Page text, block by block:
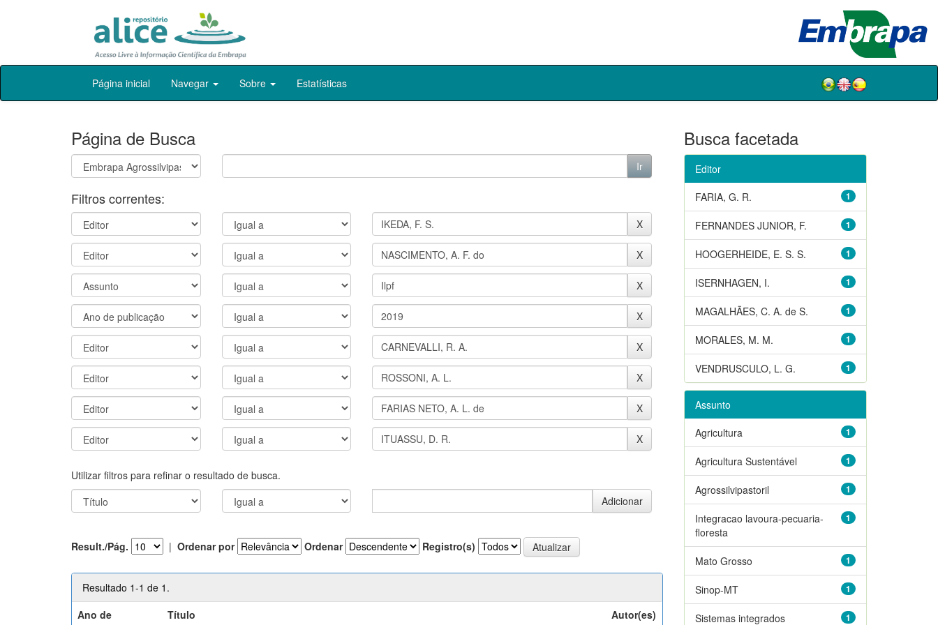
Skip
Página inicial Navegar Sobre Estatísticas
Página de Busca
Filtros correntes:
Utilizar filtros para refinar o resultado de busca.
Result./Pág. | Ordenar por Ordenar Registro(s)
Resultado 1-1 de 1.
Ano de
Título Autor(es)
Busca facetada
Editor
1
FARIA, G. R.
1
FERNANDES JUNIOR, F.
1
HOOGERHEIDE, E. S. S.
1
ISERNHAGEN, I.
1
MAGALHÃES, C. A. de S.
1
MORALES, M. M.
1
VENDRUSCULO, L. G.
Assunto
1
Agricultura
1
Agricultura Sustentável
1
Agrossilvipastoril
1
Integracao lavoura-pecuaria-
floresta
1
Mato Grosso
1
Sinop-MT
1
Sistemas integrados